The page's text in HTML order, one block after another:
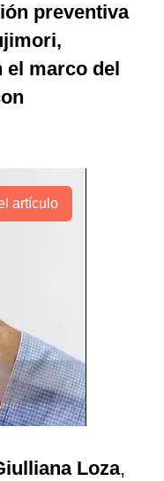
preventiva
el marco del
artículo
Loza,